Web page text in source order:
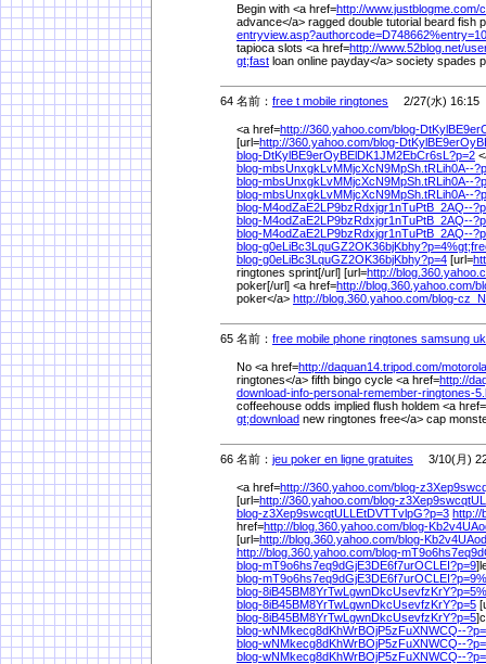
Begin with <a href=http://www.justblogme.com/
advance</a> ragged double tutorial beard fish
entryview.asp?authorcode=D748662%
tapioca slots <a href=http://www.52blog.net/
gt;fast loan online payday</a> society spades
64 名前： free t mobile ringtones 2/27(水) 16:15
<a href=http://360.yahoo.com/blog-
[url=http://360.yahoo.com/blog-
blog-DtKylBE9erOyBElDK1JM2EbCr6sL?p=2
blog-mbsUnxgkLvMMjcXcN9MpSh.tRLih0A--
blog-mbsUnxgkLvMMjcXcN9MpSh.tRLih0A--
blog-mbsUnxgkLvMMjcXcN9MpSh.tRLih0A--
blog-M4odZaE2LP9bzRdxjgr1nTuPtB_2AQ--
blog-M4odZaE2LP9bzRdxjgr1nTuPtB_2AQ--
blog-M4odZaE2LP9bzRdxjgr1nTuPtB_2AQ--
blog-g0eLiBc3LquGZ2OK36bjKbhy?p=4%
blog-g0eLiBc3LquGZ2OK36bjKbhy?p=4 [url=
ringtones sprint[/url] [url=http://
poker[/url] <a href=http://blog.360.yahoo.com/
poker</a> http://blog.360.yahoo.com/blog-
65 名前： free mobile phone ringtones samsung uk
No <a href=http://daquan14.tripod.com/
ringtones</a> fifth bingo cycle <a href=http://
download-info-personal-remember-ringtones-
coffeehouse odds implied flush holdem <a href=
gt;download new ringtones free</a> cap
66 名前： jeu poker en ligne gratuites 3/10(月)
<a href=http://360.yahoo.com/blog-
[url=http://360.yahoo.com/blog-
blog-z3Xep9swcqtULLEtDVTTvlpG?p=3 http://
href=http://blog.360.yahoo.com/blog-
[url=http://blog.360.yahoo.com/blog-
http://blog.360.yahoo.com/blog-
blog-mT9o6hs7eq9dGjE3DE6f7urOCLEI?p=9
blog-mT9o6hs7eq9dGjE3DE6f7urOCLEI?p=9%
blog-8iB45BM8YrTwLgwnDkcUsevfzKrY?p=5%
blog-8iB45BM8YrTwLgwnDkcUsevfzKrY?p=5
blog-8iB45BM8YrTwLgwnDkcUsevfzKrY?p=5
blog-wNMkecg8dKhWrBOjP5zFuXNWCQ--
blog-wNMkecg8dKhWrBOjP5zFuXNWCQ--
blog-wNMkecg8dKhWrBOjP5zFuXNWCQ--